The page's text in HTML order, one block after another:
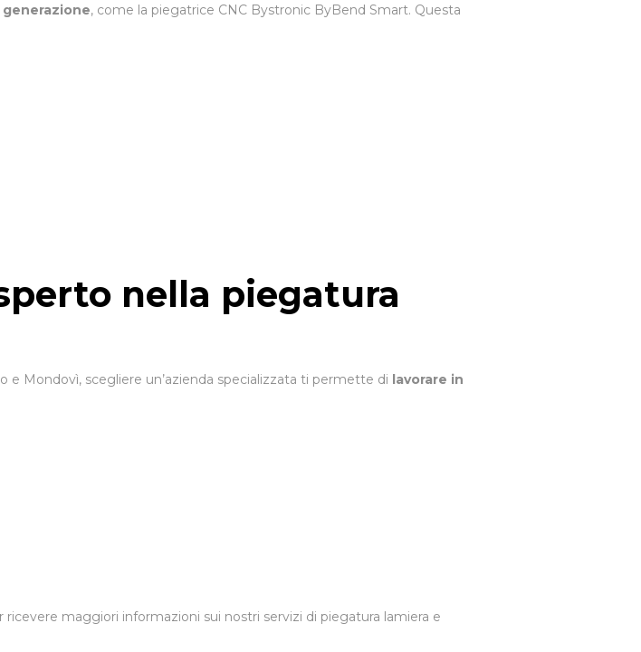
, come la piegatrice CNC Bystronic ByBend Smart. Questa
nella piegatura
e Mondovì, scegliere un’azienda specializzata ti permette di lavorare in
maggiori informazioni sui nostri servizi di piegatura lamiera e